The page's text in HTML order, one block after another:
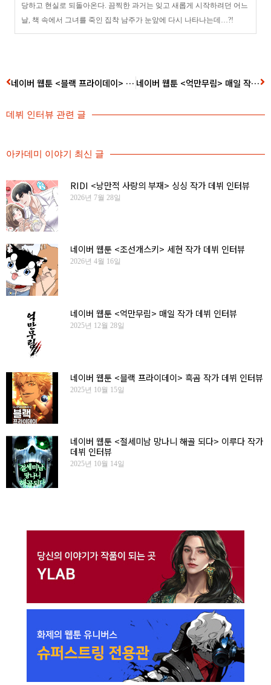
당하고 현실로 되돌아온다. 끔찍한 과거는 잊고 새롭게 시작하려던 어느
날, 책 속에서 그녀를 죽인 집착 남주가 눈앞에 다시 나타나는데…?!
네이버 웹툰 <블랙 프라이데이> 흑곰 작가 데뷔 인터뷰 네이버 웹툰 <억만무림> 매일 작가 데뷔 인터뷰
데뷔 인터뷰 관련 글
아카데미 이야기 최신 글
RIDI <낭만적 사랑의 부재> 싱싱 작가 데뷔 인터뷰
2026년 7월 28일
네이버 웹툰 <조선개스키> 세현 작가 데뷔 인터뷰
2026년 4월 16일
네이버 웹툰 <억만무림> 매일 작가 데뷔 인터뷰
2025년 12월 28일
네이버 웹툰 <블랙 프라이데이> 흑곰 작가 데뷔 인터뷰
2025년 10월 15일
네이버 웹툰 <절세미남 망나니 해골 되다> 이루다 작가
데뷔 인터뷰
2025년 10월 14일